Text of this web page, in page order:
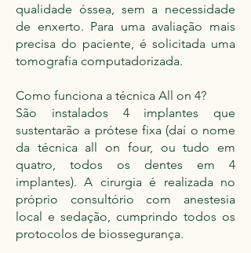
qualidade óssea, sem a necessidade
de enxerto. Para uma avaliação mais
precisa do paciente, é solicitada uma
tomografia computadorizada.
Como funciona a técnica All on 4?
São instalados 4 implantes que
sustentarão a prótese fixa (daí o nome
da técnica all on four, ou tudo em
quatro, todos os dentes em 4
implantes). A cirurgia é realizada no
próprio consultório com anestesia
local e sedação, cumprindo todos os
protocolos de biossegurança.